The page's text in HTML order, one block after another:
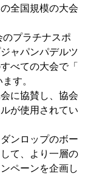
全国規模の大会
プラチナスポ
ャパンパデルツ
べての大会で「
す。
に協賛し、協会
が使用されてい
ンロップのボー
て、より一層の
ペーンを企画し